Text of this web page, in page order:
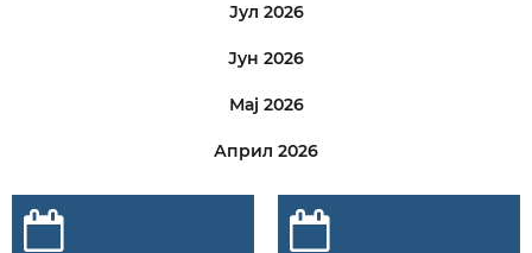
Јул 2026
Јун 2026
Мај 2026
Април 2026